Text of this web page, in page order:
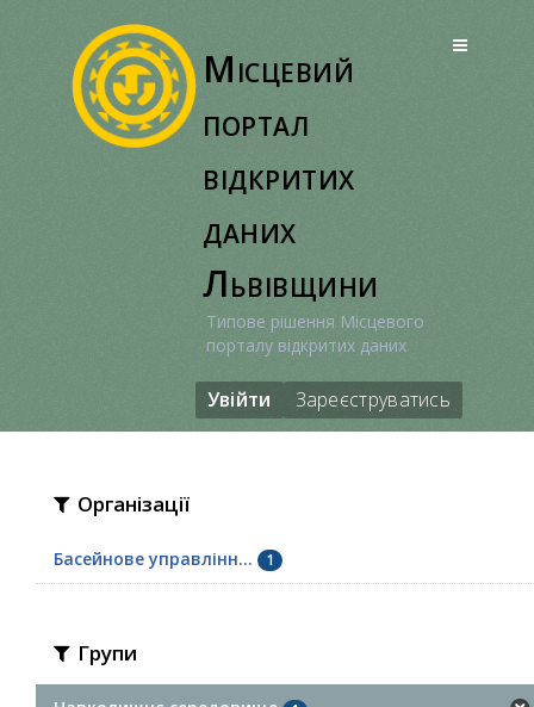
Місцевий
портал
відкритих
даних
Львівщини
Типове рішення Місцевого
порталу відкритих даних
Увійти Зареєструватись
Організації
Басейнове управлінн... 1
Групи